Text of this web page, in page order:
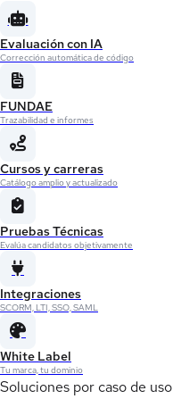
Evaluación con IA
Corrección automática de código
FUNDAE
Trazabilidad e informes
Cursos y carreras
Catálogo amplio y actualizado
Pruebas Técnicas
Evalúa candidatos objetivamente
Integraciones
SCORM, LTI, SSO, SAML
White Label
Tu marca, tu dominio
Soluciones por caso de uso